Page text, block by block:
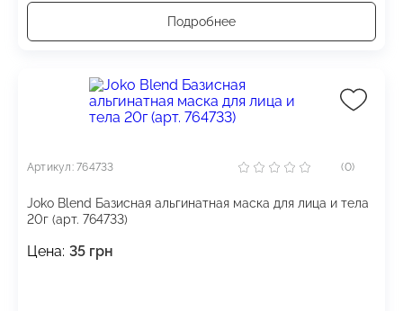
Подробнее
Артикул: 764733 (0)
Joko Blend Базисная альгинатная маска для лица и тела
20г (арт. 764733)
Цена: 35 грн